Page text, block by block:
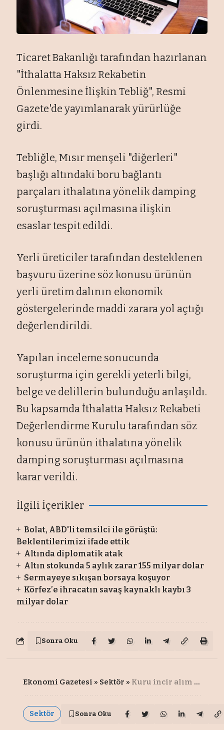
Ticaret Bakanlığı tarafından hazırlanan
"İthalatta Haksız Rekabetin
Önlenmesine İlişkin Tebliğ", Resmi
Gazete'de yayımlanarak yürürlüğe
girdi.
Tebliğle, Mısır menşeli "diğerleri"
başlığı altındaki boru bağlantı
parçaları ithalatına yönelik damping
soruşturması açılmasına ilişkin
esaslar tespit edildi.
Yerli üreticiler tarafından desteklenen
başvuru üzerine söz konusu ürünün
yerli üretim dalının ekonomik
göstergelerinde maddi zarara yol açtığı
değerlendirildi.
Yapılan inceleme sonucunda
soruşturma için gerekli yeterli bilgi,
belge ve delillerin bulunduğu anlaşıldı.
Bu kapsamda İthalatta Haksız Rekabeti
Değerlendirme Kurulu tarafından söz
konusu ürünün ithalatına yönelik
damping soruşturması açılmasına
karar verildi.
İlgili İçerikler
Bolat, ABD'li temsilci ile görüştü:
Beklentilerimizi ifade ettik
Altında diplomatik atak
Altın stokunda 5 aylık zarar 155 milyar dolar
Sermayeye sıkışan borsaya koşuyor
Körfez’e ihracatın savaş kaynaklı kaybı 3
milyar dolar
Sonra Oku
Ekonomi Gazetesi » Sektör » Kuru incir alım fiyatları açıklandı
Sektör Sonra Oku